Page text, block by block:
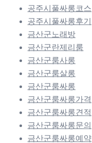
공주시풀싸롱코스
공주시풀싸롱후기
금산군노래방
금산군란제리룸
금산군룸사롱
금산군룸살롱
금산군룸싸롱
금산군룸싸롱가격
금산군룸싸롱견적
금산군룸싸롱문의
금산군룸싸롱예약